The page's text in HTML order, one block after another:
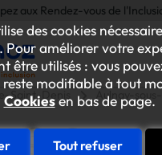
des cookies
améliorer votre
être utilisés : vous
modifiable à tout
Cookiesen bas de page.
Tout refuser
aux Rendez-vous de
Saint-Denis Aulnay-sous-